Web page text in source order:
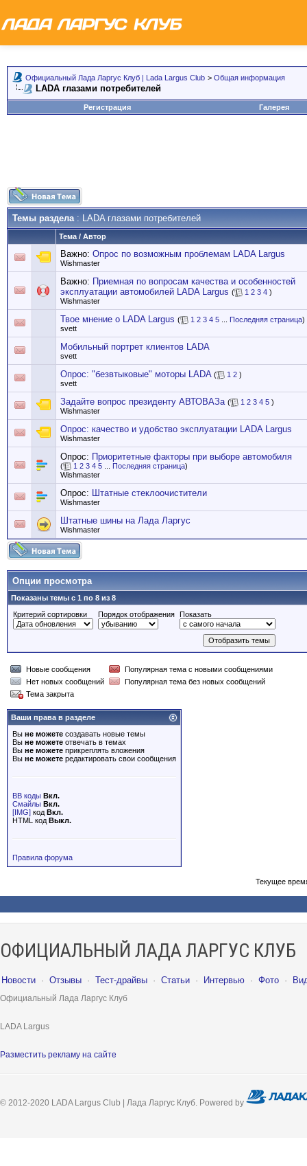
Официальный Лада Ларгус Клуб | Lada Largus Club > Общая информация
LADA глазами потребителей
Регистрация Галерея
Темы раздела: LADA глазами потребителей
Тема / Автор
Важно: Опрос по возможным проблемам LADA Largus
Wishmaster
Важно: Приемная по вопросам качества и особенностей
эксплуатации автомобилей LADA Largus ( 1 2 3 4 )
Wishmaster
Твое мнение о LADA Largus ( 1 2 3 4 5 Последняя страница)
svett
Мобильный портрет клиентов LADA
svett
Опрос: "безвтыковые" моторы LADA ( 1 2 )
svett
Задайте вопрос президенту АВТОВАЗа ( 1 2 3 4 5 )
Wishmaster
Опрос: качество и удобство эксплуатации LADA Largus
Wishmaster
Опрос: Приоритетные факторы при выборе автомобиля
( 1 2 3 4 5 Последняя страница)
Wishmaster
Опрос: Штатные стеклоочистители
Wishmaster
Штатные шины на Лада Ларгус
Wishmaster
Опции просмотра
Показаны темы с 1 по 8 из 8
Критерий сортировки
Порядок отображения Показать
Новые сообщения
Популярная тема с новыми сообщениями
Нет новых сообщений
Популярная тема без новых сообщений
Тема закрыта
Ваши права в разделе
Вы не можете создавать новые темы
Вы не можете отвечать в темах
Вы не можете прикреплять вложения
Вы не можете редактировать свои сообщения
BB коды Вкл.
Смайлы Вкл.
[IMG] код Вкл.
HTML код Выкл.
Правила форума
Текущее
ОФИЦИАЛЬНЫЙ ЛАДА ЛАРГУС КЛУБ
Новости · Отзывы · Тест-драйвы · Статьи · Интервью · Фото ·
Официальный Лада Ларгус Клуб
LADA Largus
Разместить рекламу на сайте
© 2012-2020 LADA Largus Club | Лада Ларгус Клуб. Powered by